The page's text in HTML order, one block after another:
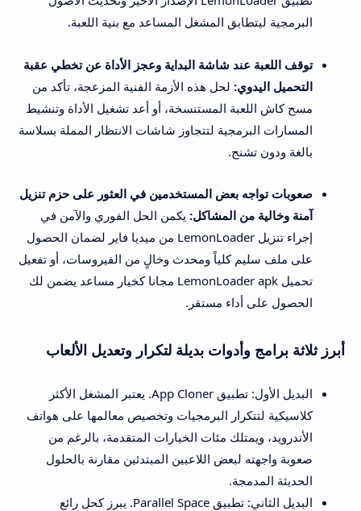
البرمجية ليتطابق المشغل المساعد مع بنية اللعبة.
توقف اللعبة عند شاشة البداية وعجز الأداة عن تخطي عقبة
التحميل اليدوي: لحل هذه الأزمة الفنية المزعجة، تأكد من
مسح كاش اللعبة المستنسخة، أو أعد تشغيل الأداة وتنشيط
المسارات البرمجية لتتجاوز شاشات الانتظار المملة بسلاسة
بالغة ودون تشنج.
صعوبات تواجه بعض المستخدمين في العثور على حزم تنزيل
آمنة وخالية من المشاكل: يكمن الحل الفوري والآمن في
إجراء تنزيل LemonLoader من ميديا فاير لضمان الحصول
على ملف سليم كلياً ومحدث وخالٍ من الفيروسات، أو تفعيل
تحميل LemonLoader apk مجانا كخيار مساعد يضمن لك
الحصول على أداء مستقر.
أبرز ثلاثة برامج وأدوات بديلة لتكرار وتعديل الألعاب
البديل الأول: تطبيق App Cloner. يعتبر المشغل الأكثر
كلاسيكية لتتكرار البرمجيات وتخصيص معالمها على هواتف
الأندرويد، ويمتلك مئات الخيارات المتقدمة، بالرغم من
صعوبة واجهته لبعض اللاعبين المبتدئين مقارنة بالحلول
الحديثة المدمجة.
البديل الثاني: تطبيق Parallel Space. يبرز كحل رائع